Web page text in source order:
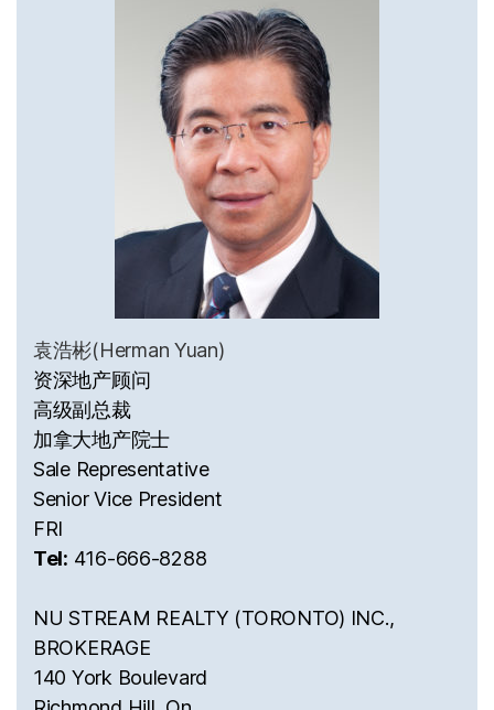
袁浩彬(Herman Yuan)
资深地产顾问
高级副总裁
加拿大地产院士
Sale Representative
Senior Vice President
FRI
Tel: 416-666-8288
NU STREAM REALTY (TORONTO) INC.,
BROKERAGE
140 York Boulevard